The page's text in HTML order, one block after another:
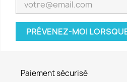
PRÉVENEZ-MOI
Paiement sécurisé